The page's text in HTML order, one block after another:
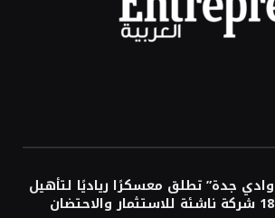
وادي جدة” تطلق معسكرًا رياديًا لتأهيل
18 شركة ناشئة للاستثمار والاحتضان